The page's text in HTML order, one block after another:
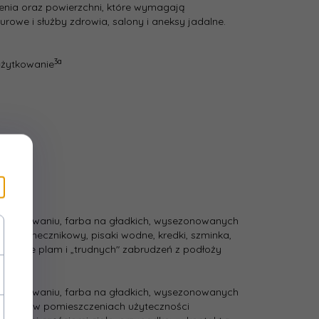
oraz powierzchni, które wymagają
i służby zdrowia, salony i aneksy jadalne.
3a
farba na gładkich, wysezonowanych
słonecznikowy, pisaki wodne, kredki, szminka,
plam i „trudnych" zabrudzeń z podłoży
farba na gładkich, wysezonowanych
w pomieszczeniach użyteczności
[h]:
3
3